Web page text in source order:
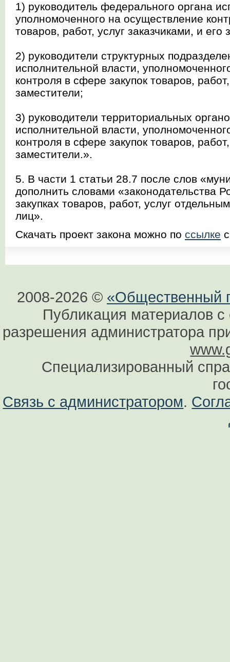
1) руководитель федерального органа
уполномоченного на осуществление
товаров, работ, услуг заказчиками, и его
2) руководители структурных
исполнительной власти,
контроля в сфере закупок товаров,
заместители;
3) руководители территориальных
исполнительной власти,
контроля в сфере закупок товаров,
заместители.».
5. В части 1 статьи 28.7 после слов
дополнить словами «законодательства
закупках товаров, работ, услуг
лиц».
Скачать проект закона можно по ссылке
2008-2026 © «Общественный
Публикация материалов
разрешения администратора
Специализированный
Связь с администратором.